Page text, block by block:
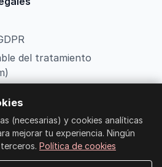
del tratamiento
(necesarias) y cookies analíticas
mejorar tu experiencia. Ningún
Política de cookies